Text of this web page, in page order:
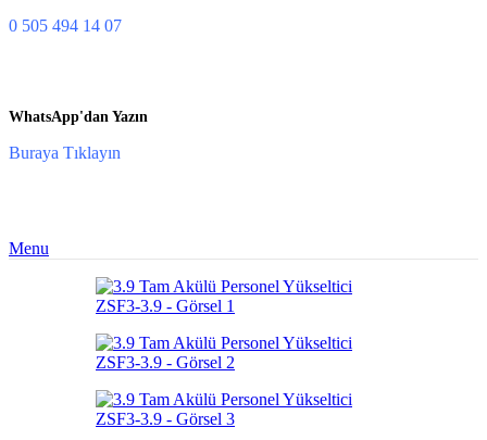
0 505 494 14 07
WhatsApp'dan Yazın
Buraya Tıklayın
Menu